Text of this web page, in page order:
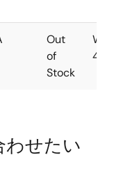
Out
of
Stock
4
わせたい